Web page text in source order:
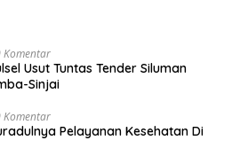
Komentar
Usut Tuntas Tender Siluman
Sinjai
Komentar
Pelayanan Kesehatan Di